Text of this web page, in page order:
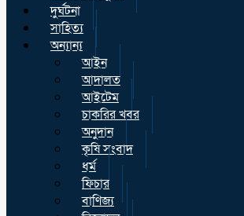
দুর্ঘটনা
সাহিত্য
অন্যান্য
আইন
আদালত
আইটেম
চাকরির খবর
অনুদান
কৃষি সংবাদ
ধর্ম
ফিচার
বাণিজ্য